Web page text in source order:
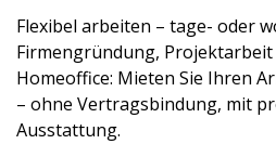
Flexibel arbeiten – tage- oder
Firmengründung,
Homeoffice: Mieten Sie Ihren
– ohne Vertragsbindung, mit
Ausstattung.